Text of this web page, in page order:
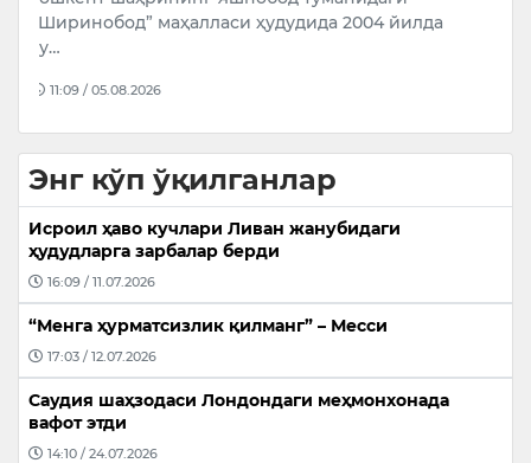
жиноятлар учун судланган айрим шахсларнинг
Энг кўп ўқилганлар
Исроил ҳаво кучлари Ливан жанубидаги
ҳудудларга зарбалар берди
16:09 / 11.07.2026
“Менга ҳурматсизлик қилманг” – Месси
17:03 / 12.07.2026
Саудия шаҳзодаси Лондондаги меҳмонхонада
вафот этди
14:10 / 24.07.2026